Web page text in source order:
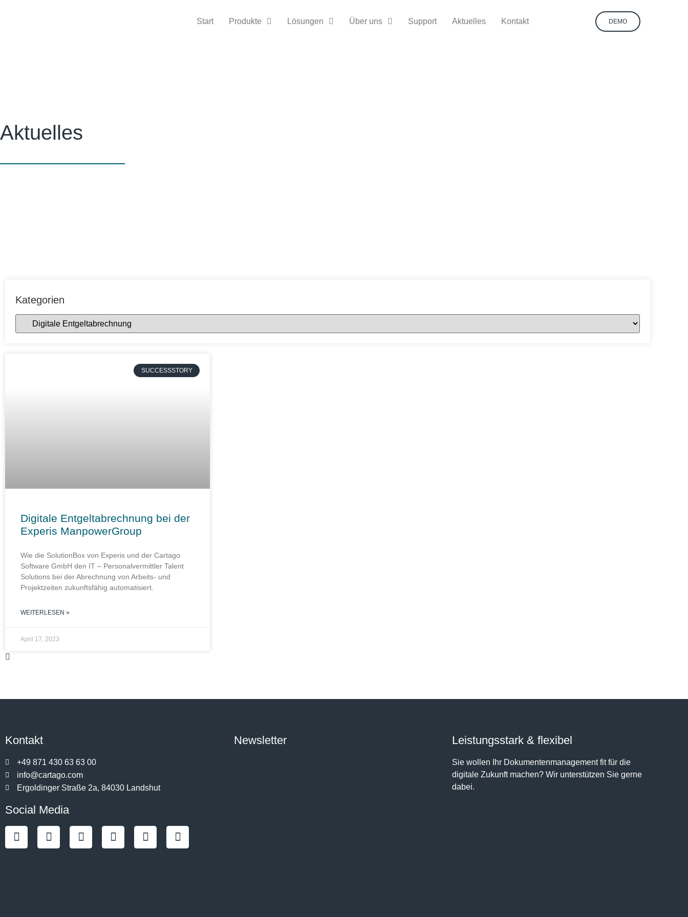
Start Produkte Lösungen Über uns Support Aktuelles Kontakt DEMO
Aktuelles
Kategorien
SUCCESSSTORY
Digitale Entgeltabrechnung bei der
Experis ManpowerGroup
Wie die SolutionBox von Experis und der Cartago
Software GmbH den IT – Personalvermittler Talent
Solutions bei der Abrechnung von Arbeits- und
Projektzeiten zukunftsfähig automatisiert.
WEITERLESEN »
April 17, 2023
Kontakt
+49 871 430 63 63 00
info@cartago.com
Ergoldinger Straße 2a, 84030 Landshut
Social Media
Newsletter Leistungsstark & flexibel
Sie wollen Ihr Dokumentenmanagement fit für die
digitale Zukunft machen? Wir unterstützen Sie gerne
dabei.